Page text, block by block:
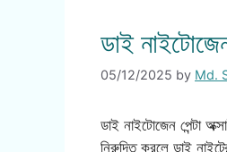
ডাই
05/12/2025 by Md.
ডাই নাইটোজেন পেন্টা
নিরুদিত করলে ডাই